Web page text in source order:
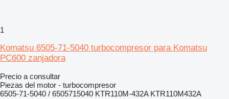
1
Komatsu 6505-71-5040 turbocompresor para Komatsu
PC600 zanjadora
Precio a consultar
Piezas del motor - turbocompresor
6505-71-5040 / 6505715040 KTR110M-432A KTR110M432A